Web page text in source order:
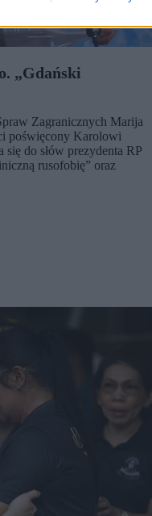
„Gdański
Zagranicznych Marija
poświęcony Karolowi
się do słów prezydenta RP
rusofobię” oraz